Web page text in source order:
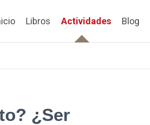
Libros Actividades Blog
¿Ser